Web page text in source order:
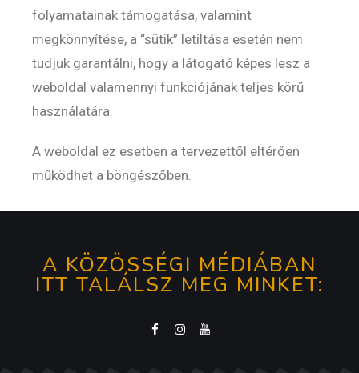
folyamatainak támogatása, valamint
megkönnyítése, a “sütik” letiltása esetén nem
tudjuk garantálni, hogy a látogató képes lesz a
weboldal valamennyi funkciójának teljes körű
használatára.
A weboldal ez esetben a tervezettől eltérően
működhet a böngészőben.
A KÖZÖSSÉGI MÉDIÁBAN
ITT TALÁLSZ MEG MINKET: